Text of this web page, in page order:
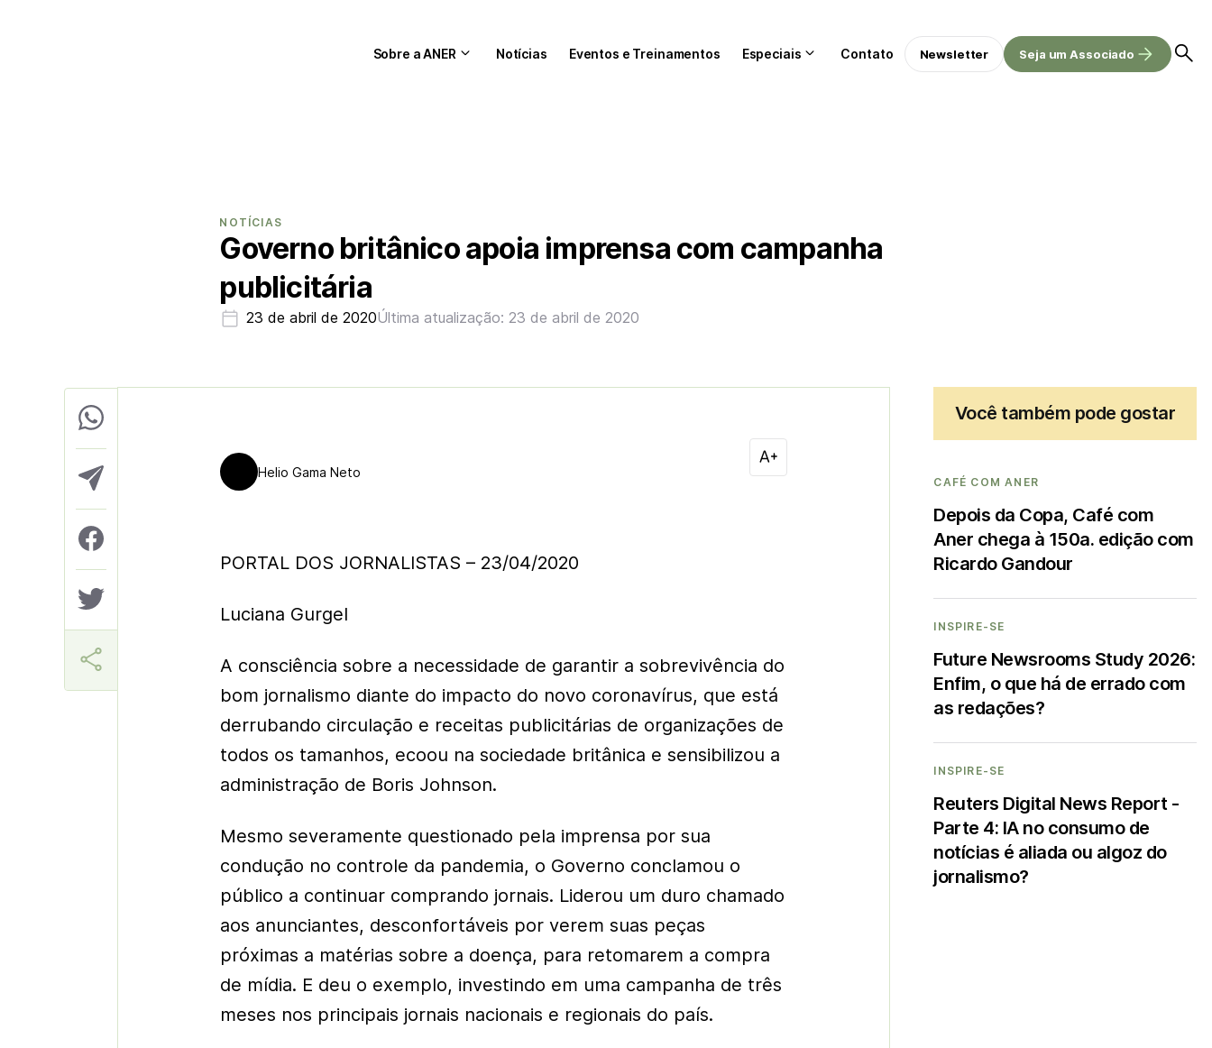
Sobre a ANER Notícias Eventos e Treinamentos Especiais Contato Newsletter Seja um Associado
NOTÍCIAS
Governo britânico apoia imprensa com campanha
publicitária
23 de abril de 2020Última atualização: 23 de abril de 2020
Helio Gama Neto
PORTAL DOS JORNALISTAS – 23/04/2020
Luciana Gurgel
A consciência sobre a necessidade de garantir a sobrevivência do
bom jornalismo diante do impacto do novo coronavírus, que está
derrubando circulação e receitas publicitárias de organizações de
todos os tamanhos, ecoou na sociedade britânica e sensibilizou a
administração de Boris Johnson.
Mesmo severamente questionado pela imprensa por sua
condução no controle da pandemia, o Governo conclamou o
público a continuar comprando jornais. Liderou um duro chamado
aos anunciantes, desconfortáveis por verem suas peças
próximas a matérias sobre a doença, para retomarem a compra
de mídia. E deu o exemplo, investindo em uma campanha de três
meses nos principais jornais nacionais e regionais do país.
Você também pode gostar
CAFÉ COM ANER
Depois da Copa, Café com
Aner chega à 150a. edição com
Ricardo Gandour
INSPIRE-SE
Future Newsrooms Study 2026:
Enfim, o que há de errado com
as redações?
INSPIRE-SE
Reuters Digital News Report -
Parte 4: IA no consumo de
notícias é aliada ou algoz do
jornalismo?